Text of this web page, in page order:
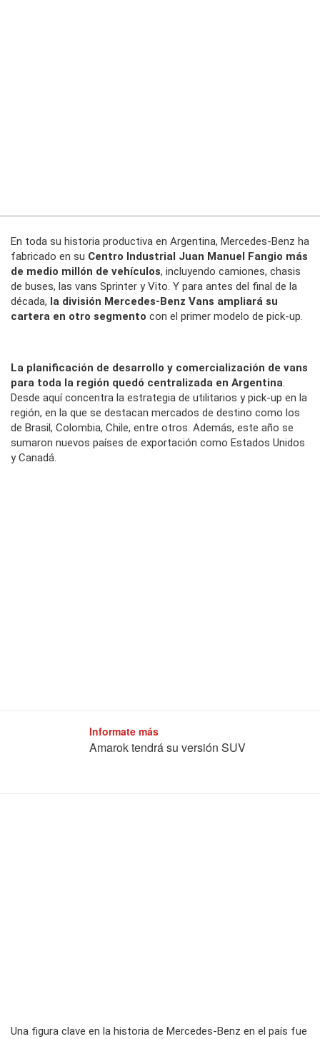
En toda su historia productiva en Argentina, Mercedes-Benz ha
fabricado en su Centro Industrial Juan Manuel Fangio más
de medio millón de vehículos, incluyendo camiones, chasis
de buses, las vans Sprinter y Vito. Y para antes del final de la
década, la división Mercedes-Benz Vans ampliará su
cartera en otro segmento con el primer modelo de pick-up.
La planificación de desarrollo y comercialización de vans
para toda la región quedó centralizada en Argentina.
Desde aquí concentra la estrategia de utilitarios y pick-up en la
región, en la que se destacan mercados de destino como los
de Brasil, Colombia, Chile, entre otros. Además, este año se
sumaron nuevos países de exportación como Estados Unidos
y Canadá.
Informate más
Amarok tendrá su versión SUV
Una figura clave en la historia de Mercedes-Benz en el país fue